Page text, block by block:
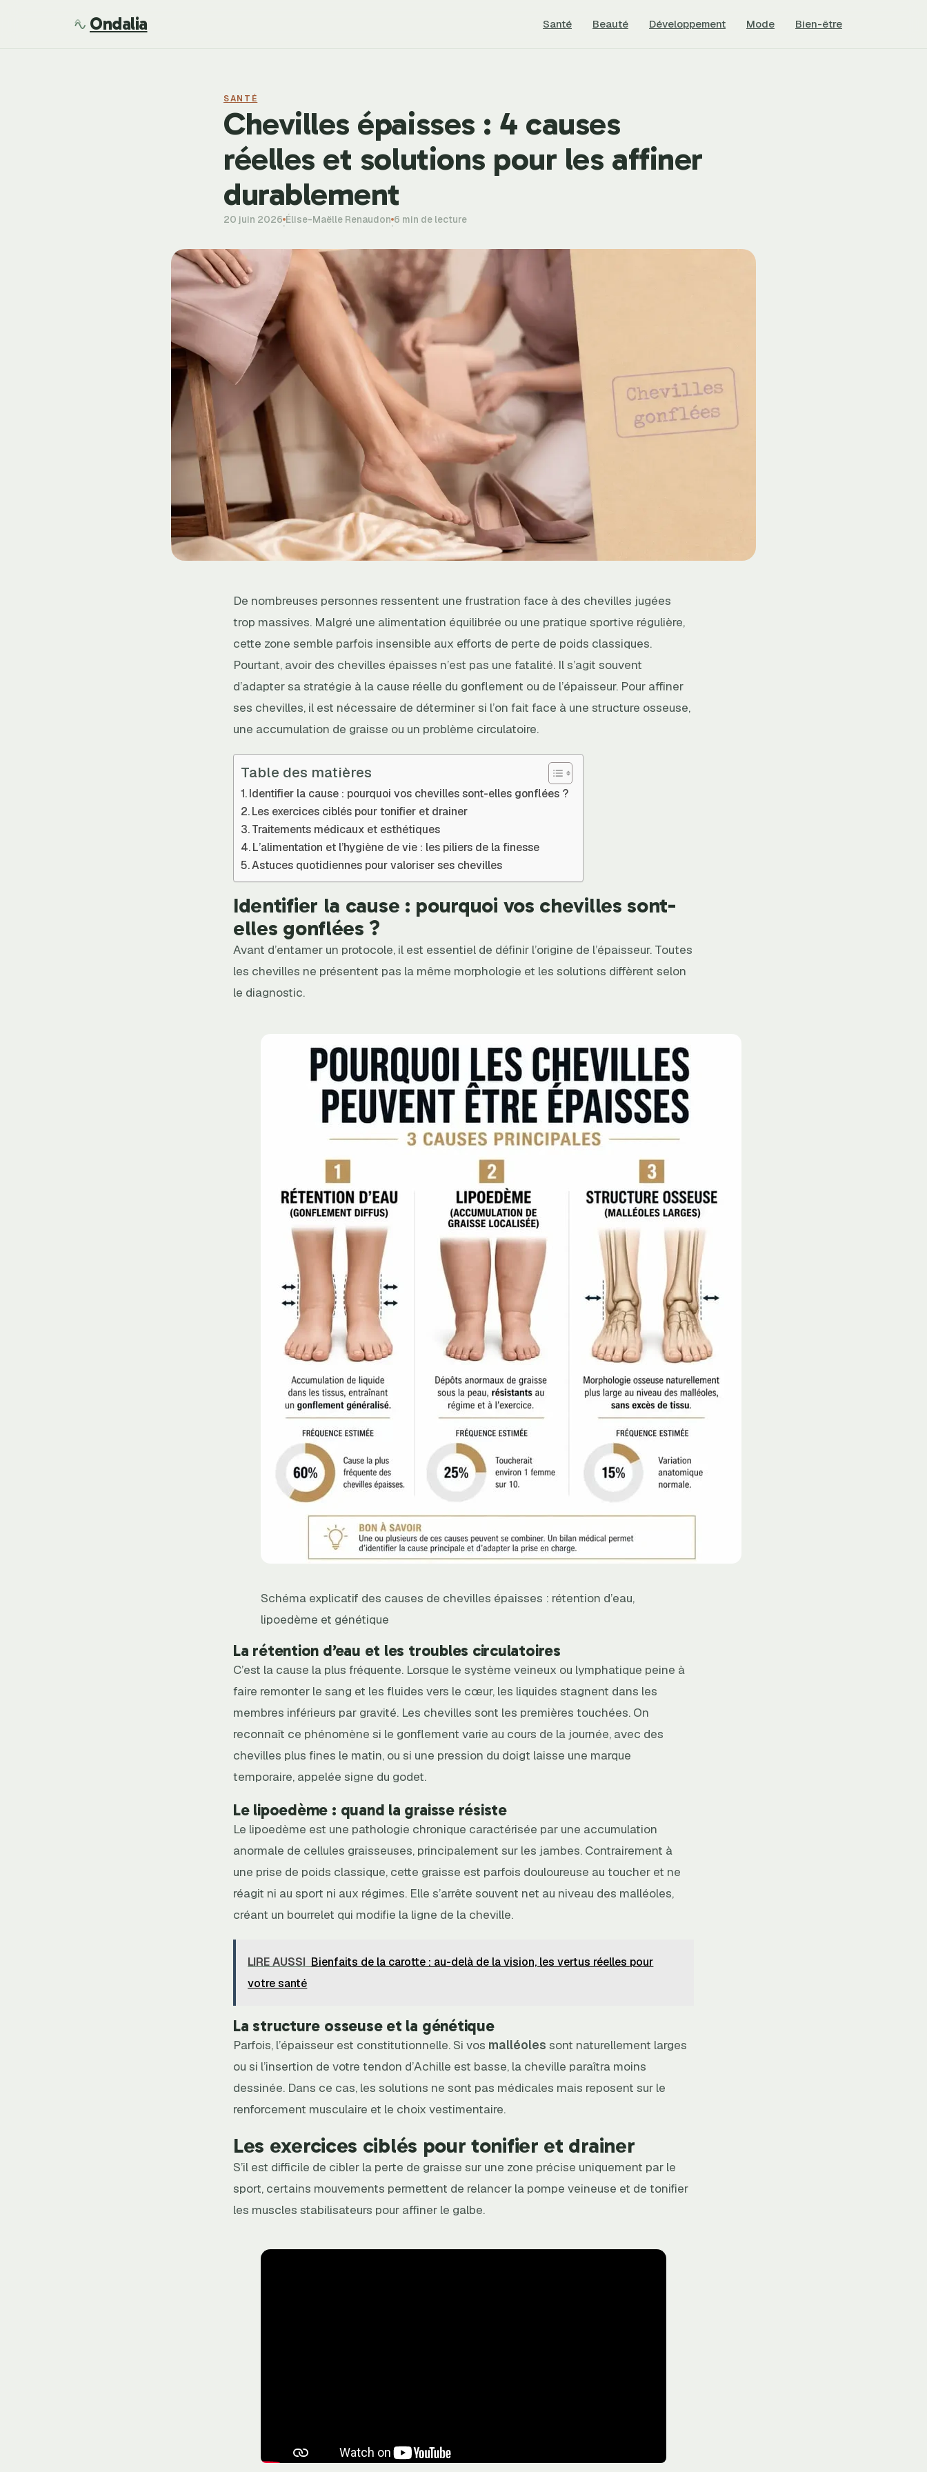
Ondalia Santé Beauté Développement Mode Bien-être
SANTÉ
Chevilles épaisses : 4 causes
réelles et solutions pour les affiner
durablement
20 juin 2026·Élise-Maëlle Renaudon·6 min de lecture
De nombreuses personnes ressentent une frustration face à des chevilles jugées
trop massives. Malgré une alimentation équilibrée ou une pratique sportive régulière,
cette zone semble parfois insensible aux efforts de perte de poids classiques.
Pourtant, avoir des chevilles épaisses n’est pas une fatalité. Il s’agit souvent
d’adapter sa stratégie à la cause réelle du gonflement ou de l’épaisseur. Pour affiner
ses chevilles, il est nécessaire de déterminer si l’on fait face à une structure osseuse,
une accumulation de graisse ou un problème circulatoire.
Table des matières
Identifier la cause : pourquoi vos chevilles sont-elles gonflées ?
Les exercices ciblés pour tonifier et drainer
Traitements médicaux et esthétiques
L’alimentation et l’hygiène de vie : les piliers de la finesse
Astuces quotidiennes pour valoriser ses chevilles
Identifier la cause : pourquoi vos chevilles sont-
elles gonflées ?
Avant d’entamer un protocole, il est essentiel de définir l’origine de l’épaisseur. Toutes
les chevilles ne présentent pas la même morphologie et les solutions diffèrent selon
le diagnostic.
Schéma explicatif des causes de chevilles épaisses : rétention d’eau,
lipoedème et génétique
La rétention d’eau et les troubles circulatoires
C’est la cause la plus fréquente. Lorsque le système veineux ou lymphatique peine à
faire remonter le sang et les fluides vers le cœur, les liquides stagnent dans les
membres inférieurs par gravité. Les chevilles sont les premières touchées. On
reconnaît ce phénomène si le gonflement varie au cours de la journée, avec des
chevilles plus fines le matin, ou si une pression du doigt laisse une marque
temporaire, appelée signe du godet.
Le lipoedème : quand la graisse résiste
Le lipoedème est une pathologie chronique caractérisée par une accumulation
anormale de cellules graisseuses, principalement sur les jambes. Contrairement à
une prise de poids classique, cette graisse est parfois douloureuse au toucher et ne
réagit ni au sport ni aux régimes. Elle s’arrête souvent net au niveau des malléoles,
créant un bourrelet qui modifie la ligne de la cheville.
LIRE AUSSI Bienfaits de la carotte : au-delà de la vision, les vertus réelles pour
votre santé
La structure osseuse et la génétique
Parfois, l’épaisseur est constitutionnelle. Si vos malléoles sont naturellement larges
ou si l’insertion de votre tendon d’Achille est basse, la cheville paraîtra moins
dessinée. Dans ce cas, les solutions ne sont pas médicales mais reposent sur le
renforcement musculaire et le choix vestimentaire.
Les exercices ciblés pour tonifier et drainer
S’il est difficile de cibler la perte de graisse sur une zone précise uniquement par le
sport, certains mouvements permettent de relancer la pompe veineuse et de tonifier
les muscles stabilisateurs pour affiner le galbe.